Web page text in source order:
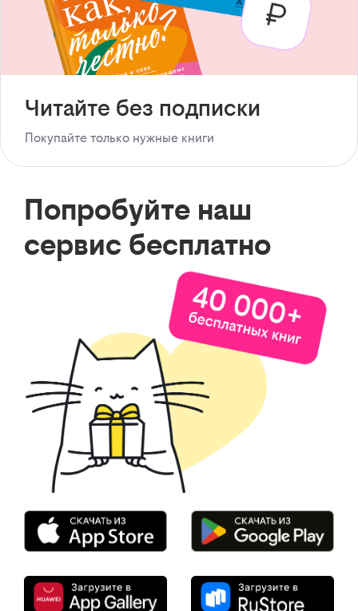
Читайте без подписки
Покупайте только нужные книги
Попробуйте наш
сервис бесплатно